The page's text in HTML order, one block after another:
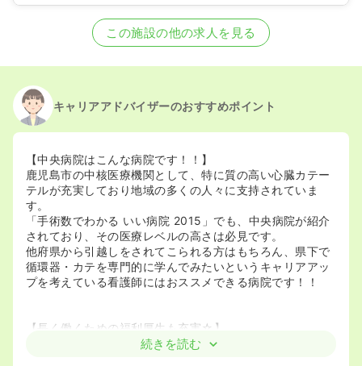
正・准看護師の募集を休止
正・准看護師を募集中
この施設の他の求人を見る
キャリアアドバイザーのおすすめポイント
【中央病院はこんな病院です！！】
鹿児島市の中核医療機関として、特に質の高い心臓カテー
テルが充実しており地域の多くの人々に支持されていま
す。
「手術数でわかる いい病院 2015」でも、中央病院が紹介
されており、その医療レベルの高さは必見です。
他府県から引越しをされてこられる方はもちろん、県下で
循環器・カテを専門的に学んでみたいというキャリアアッ
プを考えている看護師にはおススメできる病院です！！
【長く働くための福利厚生も充実☆】
急性期の病院ではありますが、バースデー休暇や託児所・
続きを読む